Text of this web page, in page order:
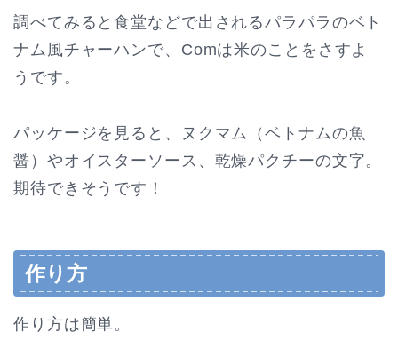
調べてみると食堂などで出されるパラパラのベト
ナム風チャーハンで、Comは米のことをさすよ
うです。
パッケージを見ると、ヌクマム（ベトナムの魚
醤）やオイスターソース、乾燥パクチーの文字。
期待できそうです！
作り方
作り方は簡単。